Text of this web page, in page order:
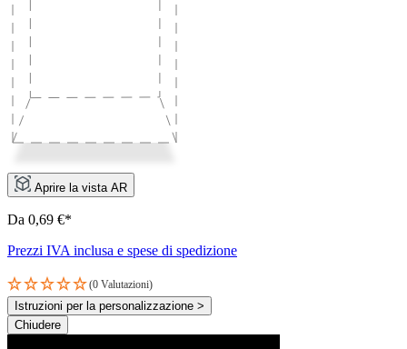
Aprire la vista AR
Da 0,69 €*
Prezzi IVA inclusa e spese di spedizione
(0 Valutazioni)
Istruzioni per la personalizzazione >
Chiudere